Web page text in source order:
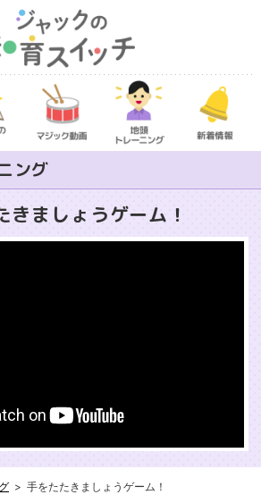
ング
きましょうゲーム！
手をたたきましょうゲーム！